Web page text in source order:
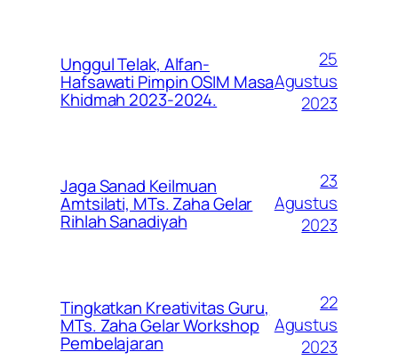
Unggul Telak, Alfan-
Hafsawati Pimpin OSIM Masa
Khidmah 2023-2024.
25
Agustus
2023
Jaga Sanad Keilmuan
Amtsilati, MTs. Zaha Gelar
Rihlah Sanadiyah
23
Agustus
2023
Tingkatkan Kreativitas Guru,
MTs. Zaha Gelar Workshop
Pembelajaran
22
Agustus
2023